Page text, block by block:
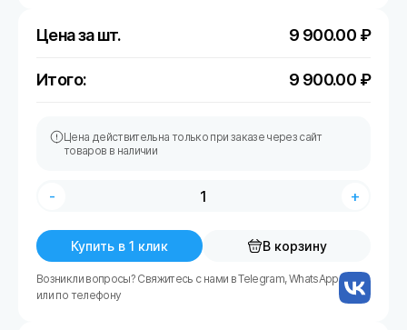
Цена за шт. 9 900.00 ₽
Итого: 9 900.00 ₽
Цена действительна только при заказе через сайт
товаров в наличии
- +
Купить в 1 клик В корзину
Возникли вопросы? Свяжитесь с нами в Telegram, WhatsApp
или по телефону